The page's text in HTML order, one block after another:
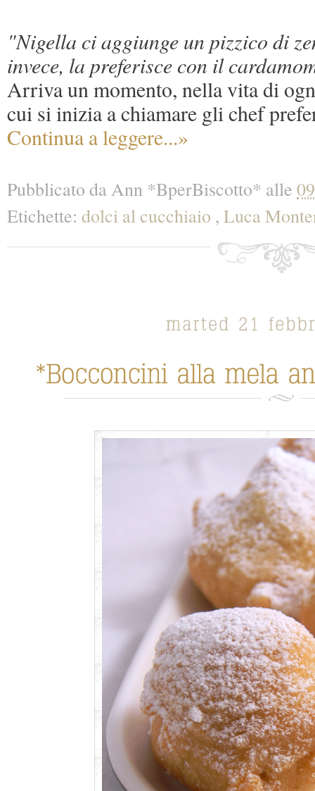
"Nigella ci aggiunge un pizzico di
invece, la preferisce con il
Arriva un momento, nella vita di
cui si inizia a chiamare gli chef
Continua a leggere...»
Pubblicato daAnn *BperBiscotto* alle
Etichette: dolci al cucchiaio , Luca